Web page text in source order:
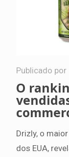
Publicado por
O
Drizly, o
dos EUA,